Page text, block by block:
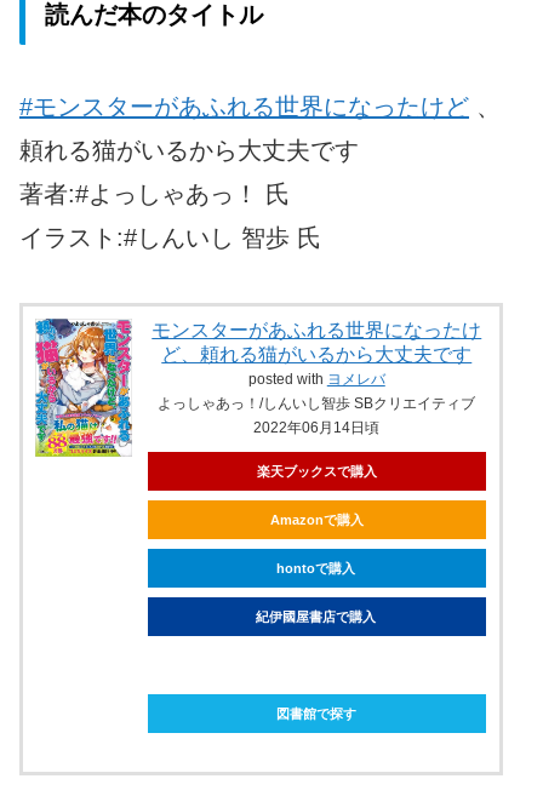
読んだ本のタイトル
#モンスターがあふれる世界になったけど 、
頼れる猫がいるから大丈夫です
著者:#よっしゃあっ！ 氏
イラスト:#しんいし 智歩 氏
モンスターがあふれる世界になったけ
ど、頼れる猫がいるから大丈夫です
posted with ヨメレバ
よっしゃあっ！/しんいし智歩 SBクリエイティブ
2022年06月14日頃
楽天ブックスで購入
Amazonで購入
hontoで購入
紀伊國屋書店で購入
図書館で探す